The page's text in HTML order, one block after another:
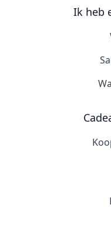
Ik heb